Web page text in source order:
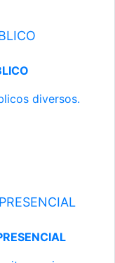
diversos.